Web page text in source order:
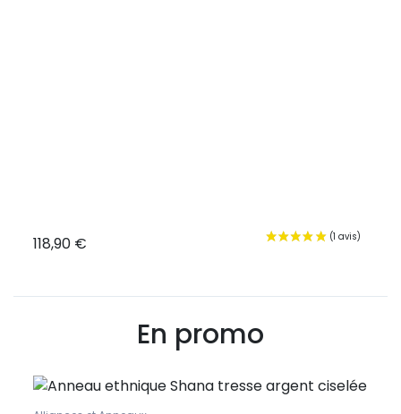
118,90 €
En promo